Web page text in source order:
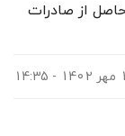
از صادرات